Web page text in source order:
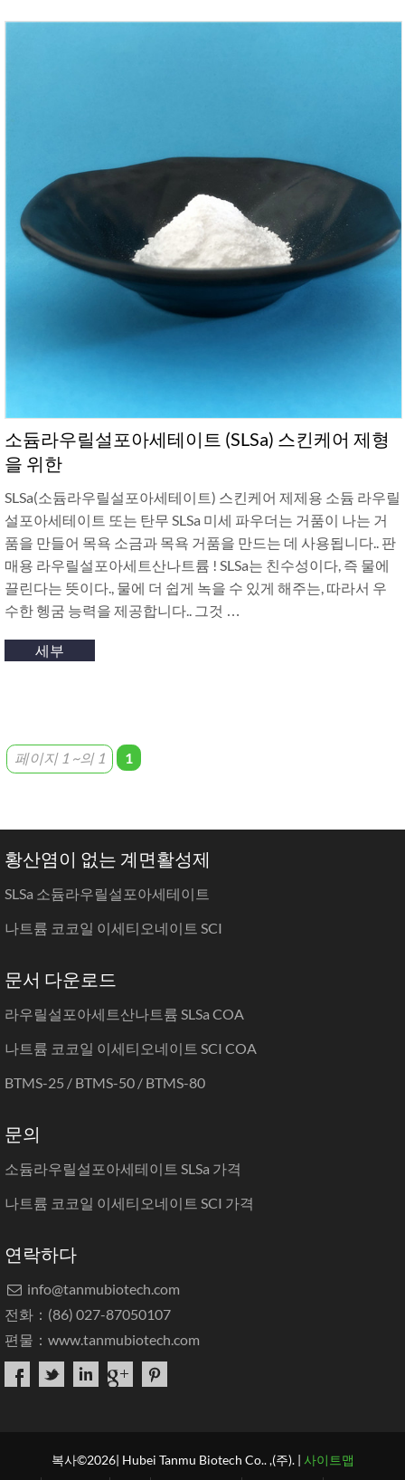
소듐라우릴설포아세테이트 (SLSa) 스킨케어 제형
을 위한
SLSa(소듐라우릴설포아세테이트) 스킨케어 제제용 소듐 라우릴
설포아세테이트 또는 탄무 SLSa 미세 파우더는 거품이 나는 거
품을 만들어 목욕 소금과 목욕 거품을 만드는 데 사용됩니다.. 판
매용 라우릴설포아세트산나트륨 ! SLSa는 친수성이다, 즉 물에
끌린다는 뜻이다., 물에 더 쉽게 녹을 수 있게 해주는, 따라서 우
수한 헹굼 능력을 제공합니다.. 그것 …
세부
페이지 1 ~의 1 1
황산염이 없는 계면활성제
SLSa 소듐라우릴설포아세테이트
나트륨 코코일 이세티오네이트 SCI
문서 다운로드
라우릴설포아세트산나트륨 SLSa COA
나트륨 코코일 이세티오네이트 SCI COA
BTMS-25 / BTMS-50 / BTMS-80
문의
소듐라우릴설포아세테이트 SLSa 가격
나트륨 코코일 이세티오네이트 SCI 가격
연락하다
 info@tanmubiotech.com
전화：(86) 027-87050107
편물： www.tanmubiotech.com
복사©2026| Hubei Tanmu Biotech Co.. ,(주). | 사이트맵